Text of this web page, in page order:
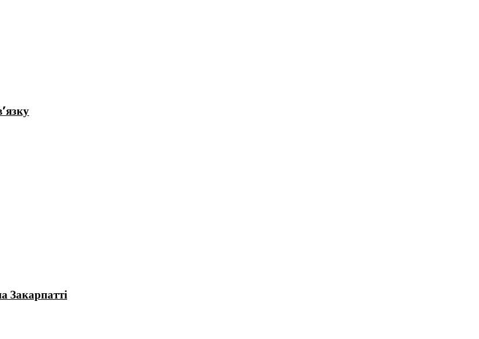
Закарпатті